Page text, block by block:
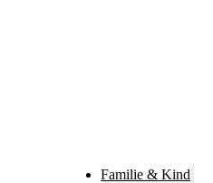
Familie & Kind